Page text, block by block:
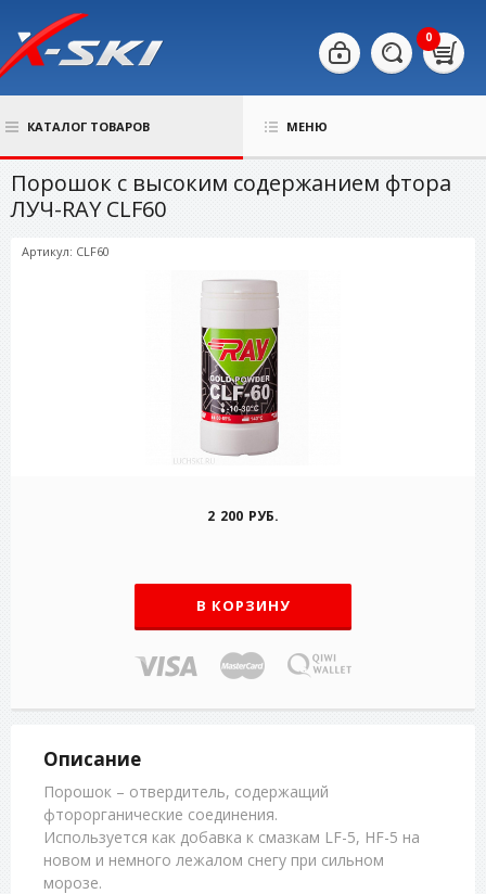
0
КАТАЛОГ ТОВАРОВ МЕНЮ
Порошок с высоким содержанием фтора
ЛУЧ-RAY CLF60
Артикул: CLF60
2 200 РУБ.
В КОРЗИНУ
Описание
Порошок – отвердитель, содержащий
фторорганические соединения.
Используется как добавка к смазкам LF-5, HF-5 на
новом и немного лежалом снегу при сильном
морозе.